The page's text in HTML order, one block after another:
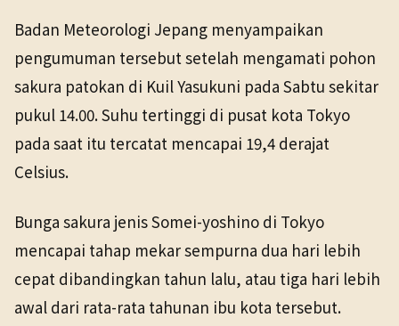
TANGGAL SUMBER
28 Mar 2026
Pranala sumber asli tidak lagi tersedia. Versi arsip
Badan Meteorologi Jepang menyampaikan
pengumuman tersebut setelah mengamati pohon
sakura patokan di Kuil Yasukuni pada Sabtu sekitar
pukul 14.00. Suhu tertinggi di pusat kota Tokyo
pada saat itu tercatat mencapai 19,4 derajat
Celsius.
Bunga sakura jenis Somei-yoshino di Tokyo
mencapai tahap mekar sempurna dua hari lebih
cepat dibandingkan tahun lalu, atau tiga hari lebih
awal dari rata-rata tahunan ibu kota tersebut.